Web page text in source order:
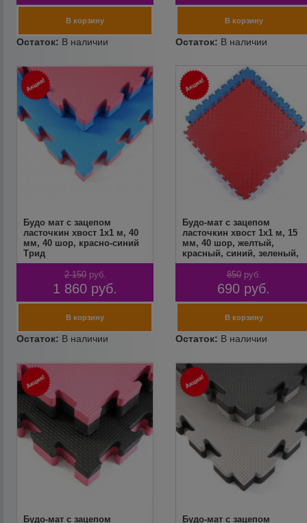
Будо мат с зацепом
ласточкин хвост 1х1 м, 40
мм, 40 шор, красно-синий
Трид
2 150 руб.
1 860 руб.
Будо-мат с зацепом
ласточкин хвост 1х1 м, 15
мм, 40 шор, желтый,
красный, синий, зеленый,
бежевый, серый Трид
850 руб.
690 руб.
Будо-мат с зацепом Будо-мат с зацепом